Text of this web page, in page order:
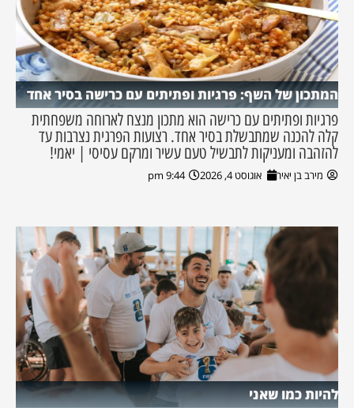
המתכון של השף: פרגיות ופתיתים עם כרישה בסיר אחד
פרגיות ופתיתים עם כרישה הוא מתכון מנצח לארוחה משפחתית
קלה להכנה שמתבשלת בסיר אחד. רצועות הפרגית נצרבות עד
להזהבה ומעניקות לתבשיל טעם עשיר ומרקם עסיסי | יאמי!
מירב בן יאיר אוגוסט 4, 2026 9:44 pm
להיות כמו שאני